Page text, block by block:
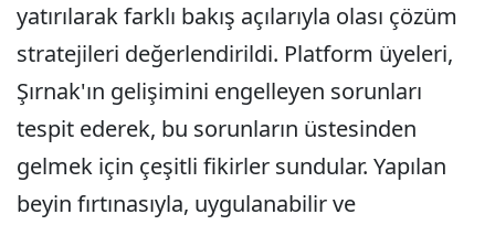
yatırılarak farklı bakış açılarıyla olası çözüm
stratejileri değerlendirildi. Platform üyeleri,
Şırnak'ın gelişimini engelleyen sorunları
tespit ederek, bu sorunların üstesinden
gelmek için çeşitli fikirler sundular. Yapılan
beyin fırtınasıyla, uygulanabilir ve